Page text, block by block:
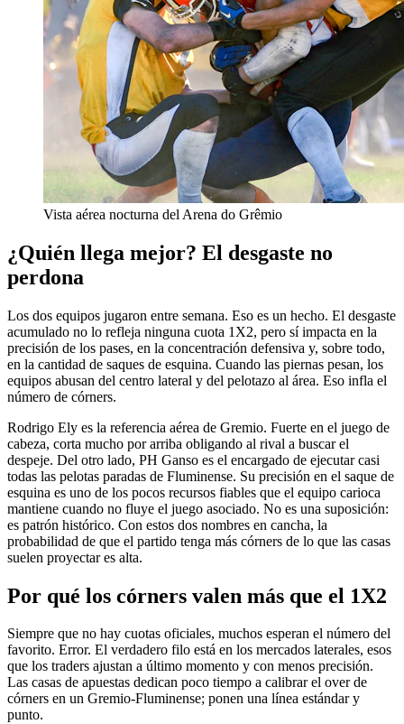
Vista aérea nocturna del Arena do Grêmio
¿Quién llega mejor? El desgaste no
perdona
Los dos equipos jugaron entre semana. Eso es un hecho. El desgaste
acumulado no lo refleja ninguna cuota 1X2, pero sí impacta en la
precisión de los pases, en la concentración defensiva y, sobre todo,
en la cantidad de saques de esquina. Cuando las piernas pesan, los
equipos abusan del centro lateral y del pelotazo al área. Eso infla el
número de córners.
Rodrigo Ely es la referencia aérea de Gremio. Fuerte en el juego de
cabeza, corta mucho por arriba obligando al rival a buscar el
despeje. Del otro lado, PH Ganso es el encargado de ejecutar casi
todas las pelotas paradas de Fluminense. Su precisión en el saque de
esquina es uno de los pocos recursos fiables que el equipo carioca
mantiene cuando no fluye el juego asociado. No es una suposición:
es patrón histórico. Con estos dos nombres en cancha, la
probabilidad de que el partido tenga más córners de lo que las casas
suelen proyectar es alta.
Por qué los córners valen más que el 1X2
Siempre que no hay cuotas oficiales, muchos esperan el número del
favorito. Error. El verdadero filo está en los mercados laterales, esos
que los traders ajustan a último momento y con menos precisión.
Las casas de apuestas dedican poco tiempo a calibrar el over de
córners en un Gremio-Fluminense; ponen una línea estándar y
punto.